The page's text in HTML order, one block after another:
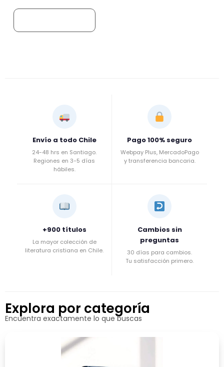
Envío a todo Chile
24-48 hrs en Santiago.
Regiones en 3-5 días
hábiles.
Pago 100% seguro
Webpay Plus, MercadoPago
y transferencia bancaria.
+900 títulos
La mayor colección de
literatura cristiana en Chile.
Cambios sin
preguntas
30 días para cambios.
Tu satisfacción primero.
Explora por categoría
Encuentra exactamente lo que buscas